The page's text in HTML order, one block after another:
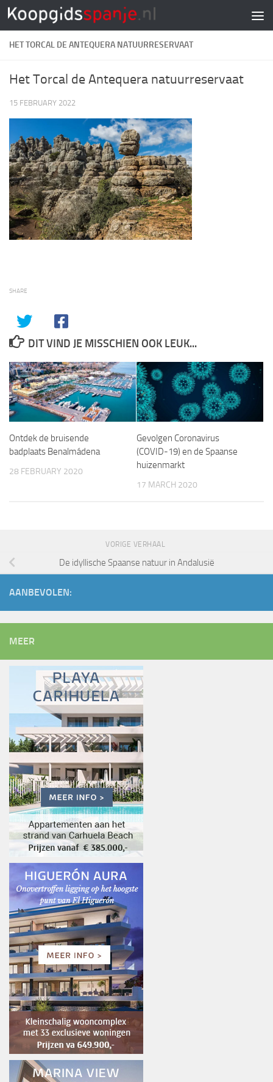
Doorgaan naar inhoud
HET TORCAL DE ANTEQUERA NATUURRESERVAAT
Het Torcal de Antequera natuurreservaat
15 FEBRUARY 2022
SHARE
DIT VIND JE MISSCHIEN OOK LEUK...
Ontdek de bruisende
badplaats Benalmádena
28 FEBRUARY 2020
Gevolgen Coronavirus
(COVID-19) en de Spaanse
huizenmarkt
17 MARCH 2020
VORIGE VERHAAL
De idyllische Spaanse natuur in Andalusië
AANBEVOLEN:
MEER